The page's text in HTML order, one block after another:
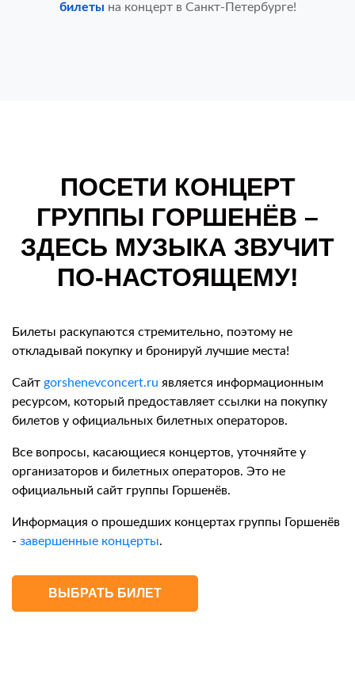
билеты на концерт в Санкт-Петербурге!
ПОСЕТИ КОНЦЕРТ
ГРУППЫ ГОРШЕНЁВ –
ЗДЕСЬ МУЗЫКА ЗВУЧИТ
ПО-НАСТОЯЩЕМУ!
Билеты раскупаются стремительно, поэтому не
откладывай покупку и бронируй лучшие места!
Сайт gorshenevconcert.ru является информационным
ресурсом, который предоставляет ссылки на покупку
билетов у официальных билетных операторов.
Все вопросы, касающиеся концертов, уточняйте у
организаторов и билетных операторов. Это не
официальный сайт группы Горшенёв.
Информация о прошедших концертах группы Горшенёв
- завершенные концерты.
ВЫБРАТЬ БИЛЕТ